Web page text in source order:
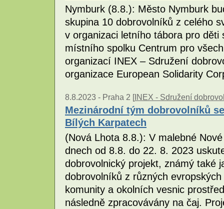
Nymburk (8.8.): Město Nymburk
skupina 10 dobrovolníků z celého
v organizaci letního tábora pro
místního spolku Centrum pro
organizací INEX – Sdružení
organizace European Solidarity
8.8.2023 - Praha 2 [INEX - Sdružení
Mezinárodní tým dobrovolníků
Bílých Karpatech
(Nová Lhota 8.8.): V malebné
dnech od 8.8. do 22. 8. 2023
dobrovolnický projekt, známý také
dobrovolníků z různých
komunity a okolních vesnic
následně zpracovávány na čaj.